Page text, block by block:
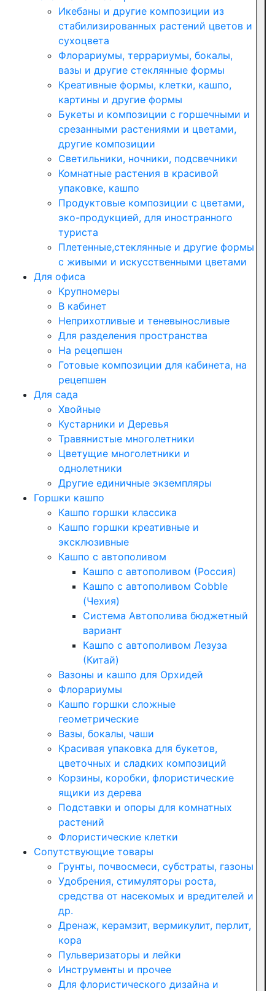
Икебаны и другие композиции из
стабилизированных растений цветов и
сухоцвета
Флорариумы, террариумы, бокалы,
вазы и другие стеклянные формы
Креативные формы, клетки, кашпо,
картины и другие формы
Букеты и композиции с горшечными и
срезанными растениями и цветами,
другие композиции
Светильники, ночники, подсвечники
Комнатные растения в красивой
упаковке, кашпо
Продуктовые композиции с цветами,
эко-продукцией, для иностранного
туриста
Плетенные,стеклянные и другие формы
с живыми и искусственными цветами
Для офиса
Крупномеры
В кабинет
Неприхотливые и теневыносливые
Для разделения пространства
На рецепшен
Готовые композиции для кабинета, на
рецепшен
Для сада
Хвойные
Кустарники и Деревья
Травянистые многолетники
Цветущие многолетники и
однолетники
Другие единичные экземпляры
Горшки кашпо
Кашпо горшки классика
Кашпо горшки креативные и
эксклюзивные
Кашпо с автополивом
Кашпо с автополивом (Россия)
Кашпо с автополивом Cobble
(Чехия)
Система Автополива бюджетный
вариант
Кашпо с автополивом Лезуза
(Китай)
Вазоны и кашпо для Орхидей
Флорариумы
Кашпо горшки сложные
геометрические
Вазы, бокалы, чаши
Красивая упаковка для букетов,
цветочных и сладких композиций
Корзины, коробки, флористические
ящики из дерева
Подставки и опоры для комнатных
растений
Флористические клетки
Сопутствующие товары
Грунты, почвосмеси, субстраты, газоны
Удобрения, стимуляторы роста,
средства от насекомых и вредителей и
др.
Дренаж, керамзит, вермикулит, перлит,
кора
Пульверизаторы и лейки
Инструменты и прочее
Для флористического дизайна и